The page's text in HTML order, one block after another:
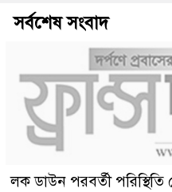
সর্বশেষ সংবাদ
লক ডাউন পরবর্তী পরিস্থিতি